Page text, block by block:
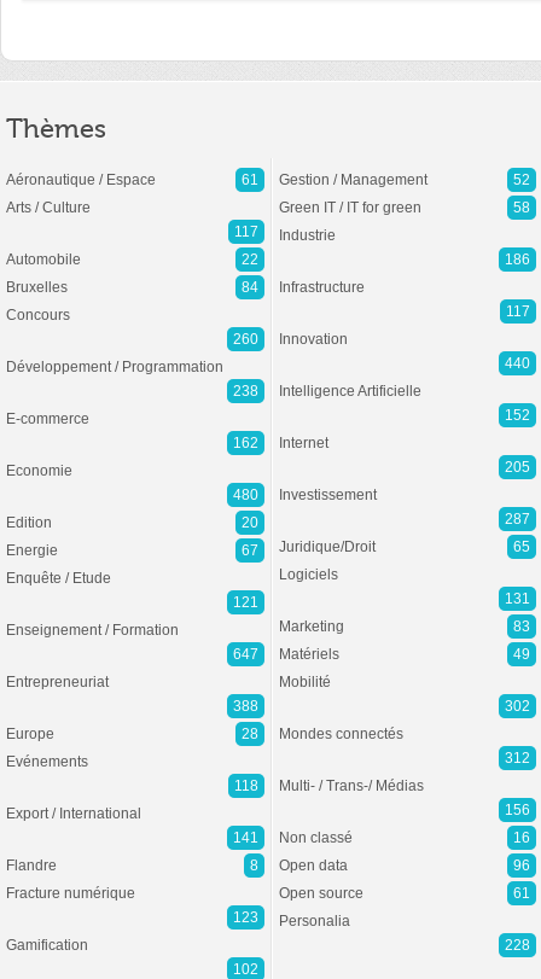
Thèmes
Aéronautique / Espace
61
Arts / Culture
117
Automobile
22
Bruxelles
84
Concours
260
Développement / Programmation
238
E-commerce
162
Economie
480
Edition
20
Energie
67
Enquête / Etude
121
Enseignement / Formation
647
Entrepreneuriat
388
Europe
28
Evénements
118
Export / International
141
Flandre
8
Fracture numérique
123
Gamification
102
Gestion / Management
52
Green IT / IT for green
58
Industrie
186
Infrastructure
117
Innovation
440
Intelligence Artificielle
152
Internet
205
Investissement
287
Juridique/Droit
65
Logiciels
131
Marketing
83
Matériels
49
Mobilité
302
Mondes connectés
312
Multi- / Trans-/ Médias
156
Non classé
16
Open data
96
Open source
61
Personalia
228